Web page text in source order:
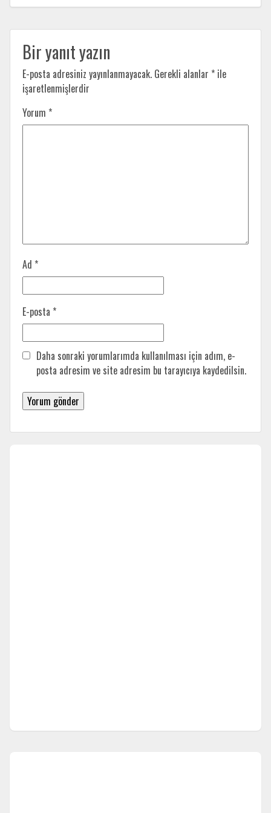
Bir yanıt yazın
E-posta adresiniz yayınlanmayacak. Gerekli alanlar * ile
işaretlenmişlerdir
Yorum *
Ad *
E-posta *
Daha sonraki yorumlarımda kullanılması için adım, e-
posta adresim ve site adresim bu tarayıcıya kaydedilsin.